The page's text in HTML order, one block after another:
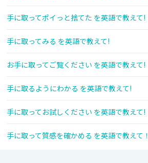
手に取ってポイっと捨てた を英語で教えて!
手に取ってみる を英語で教えて!
お手に取ってご覧ください を英語で教えて!
手に取るようにわかる を英語で教えて!
手に取ってお試しください を英語で教えて!
手に取って質感を確かめる を英語で教えて！